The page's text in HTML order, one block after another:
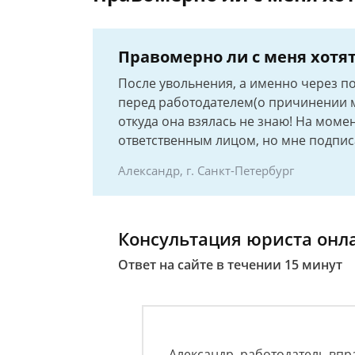
Правомерно ли с меня
После увольнения, а именно через
перед работодателем(о причинении
откуда она взялась не знаю! На
ответственным лицом, но мне
Александр, г. Санкт-Петербург
Консультация юриста
Ответ на сайте в течении 15 минут